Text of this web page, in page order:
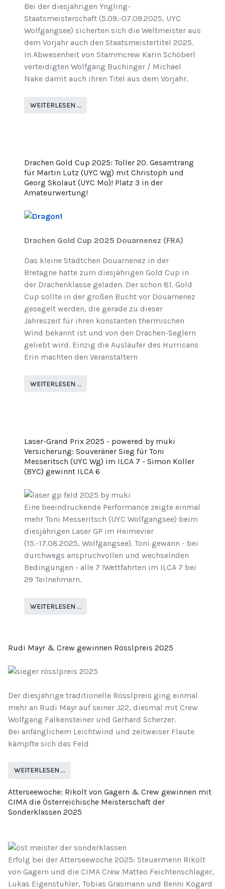
Bei der diesjährigen Yngling-
Staatsmeisterschaft (5.09.-07.09.2025, UYC
Wolfgangsee) sicherten sich die Weltmeister aus
dem Vorjahr auch den Staatsmeistertitel 2025.
In Abwesenheit von Stammcrew Karin Schöberl
verteidigten Wolfgang Buchinger / Michael
Nake damit auch ihren Titel aus dem Vorjahr.
WEITERLESEN …
Drachen Gold Cup 2025: Toller 20. Gesamtrang
für Martin Lutz (UYC Wg) mit Christoph und
Georg Skolaut (UYC Mo)! Platz 3 in der
Amateurwertung!
Drachen Gold Cup 2025 Douarnenez (FRA)
Das kleine Städtchen Douarnenez in der
Bretagne hatte zum diesjährigen Gold Cup in
der Drachenklasse geladen. Der schon 81. Gold
Cup sollte in der großen Bucht vor Douarnenez
gesegelt werden, die gerade zu dieser
Jahreszeit für ihren konstanten thermischen
Wind bekannt ist und von den Drachen-Seglern
geliebt wird. Einzig die Ausläufer des Hurricans
Erin machten den Veranstaltern
WEITERLESEN …
Laser-Grand Prix 2025 - powered by muki
Versicherung: Souveräner Sieg für Toni
Messeritsch (UYC Wg) im ILCA 7 - Simon Koller
(BYC) gewinnt ILCA 6
Eine beeindruckende Performance zeigte einmal
mehr Toni Messeritsch (UYC Wolfgangsee) beim
diesjährigen Laser GP im Heimevier
(15.-17.08.2025, Wolfgangsee). Toni gewann - bei
durchwegs anspruchvollen und wechselnden
Bedingungen - alle 7 !Wettfahrten im ILCA 7 bei
29 Teilnehmern.
WEITERLESEN …
Rudi Mayr & Crew gewinnen Rösslpreis 2025
Der diesjährige traditionelle Rösslpreis ging einmal
mehr an Rudi Mayr auf seiner J22, diesmal mit Crew
Wolfgang Falkensteiner und Gerhard Scherzer.
Bei anfänglichem Leichtwind und zeitweiser Flaute
kämpfte sich das Feld
WEITERLESEN …
Atterseewoche: Rikolt von Gagern & Crew gewinnen mit
CIMA die Österreichische Meisterschaft der
Sonderklassen 2025
Erfolg bei der Atterseewoche 2025: Steuermenn Rikolt
von Gagern und die CIMA Crew Matteo Feichtenschlager,
Lukas Eigenstuhler, Tobias Grasmann und Benni Kogard